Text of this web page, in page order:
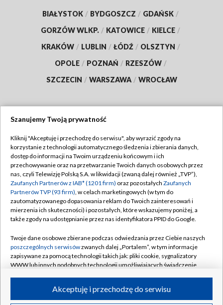
BIAŁYSTOK / BYDGOSZCZ / GDAŃSK /
GORZÓW WLKP. / KATOWICE / KIELCE /
KRAKÓW / LUBLIN / ŁÓDŹ / OLSZTYN /
OPOLE / POZNAŃ / RZESZÓW /
SZCZECIN / WARSZAWA / WROCŁAW
TVP
Abonament TVP
Emisja w TVP
Centrum informacji TVP
Naziemna Telewizja Cyfrowa
Rada Programowa
System NOS
Informacje o nadawcy
Program dla prasy
Regulamin TVP
Polityka prywatności
Moje zgody
Pomoc
Kontakt
Kanały
Szanujemy Twoją prywatność
Kliknij "Akceptuję i przechodzę do serwisu", aby wyrazić zgody na
korzystanie z technologii automatycznego śledzenia i zbierania danych,
dostęp do informacji na Twoim urządzeniu końcowym i ich
przechowywanie oraz na przetwarzanie Twoich danych osobowych przez
nas, czyli Telewizję Polską S.A. w likwidacji (zwaną dalej również „TVP”),
Zaufanych Partnerów z IAB* (1201 firm) oraz pozostałych Zaufanych
Partnerów TVP (93 firm), w celach marketingowych (w tym do
zautomatyzowanego dopasowania reklam do Twoich zainteresowań i
mierzenia ich skuteczności) i pozostałych, które wskazujemy poniżej, a
także zgody na udostępnianie przez nas identyfikatora PPID do Google.
Twoje dane osobowe zbierane podczas odwiedzania przez Ciebie naszych
poszczególnych serwisówzwanych dalej „Portalem”, w tym informacje
zapisywane za pomocą technologii takich jak: pliki cookie, sygnalizatory
WWW lub innych podobnych technologii umożliwiających świadczenie
ruchu w Internecie.Akceptuję i przechodzę do serwisu